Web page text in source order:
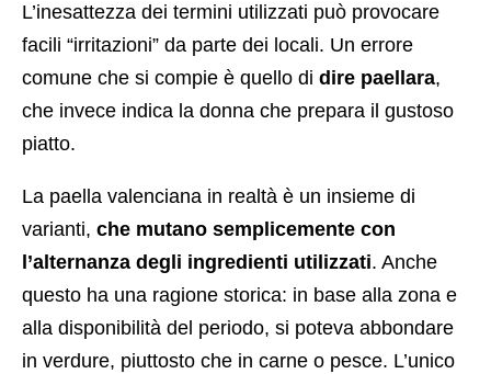
L’inesattezza dei termini utilizzati può provocare
facili “irritazioni” da parte dei locali. Un errore
comune che si compie è quello di dire paellara,
che invece indica la donna che prepara il gustoso
piatto.
La paella valenciana in realtà è un insieme di
varianti, che mutano semplicemente con
l’alternanza degli ingredienti utilizzati. Anche
questo ha una ragione storica: in base alla zona e
alla disponibilità del periodo, si poteva abbondare
in verdure, piuttosto che in carne o pesce. L’unico